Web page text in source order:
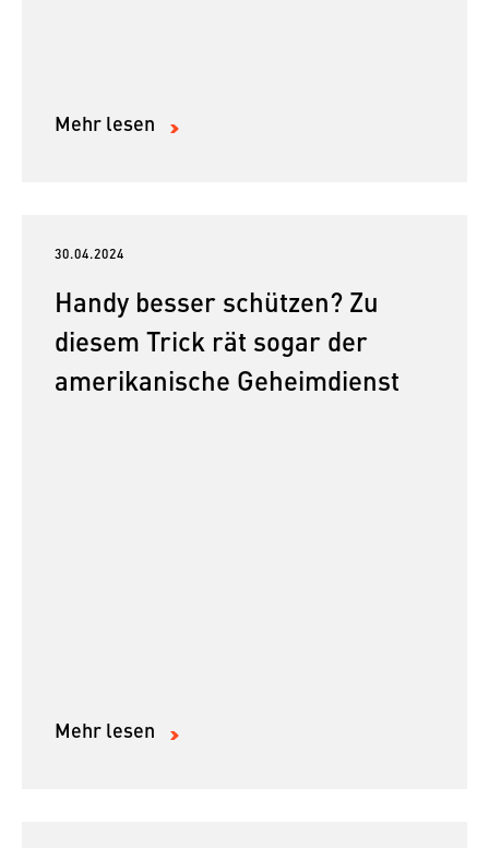
Mehr lesen
30.04.2024
Handy besser schützen? Zu
diesem Trick rät sogar der
amerikanische Geheimdienst
Mehr lesen